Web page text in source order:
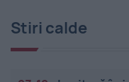
Stiri calde